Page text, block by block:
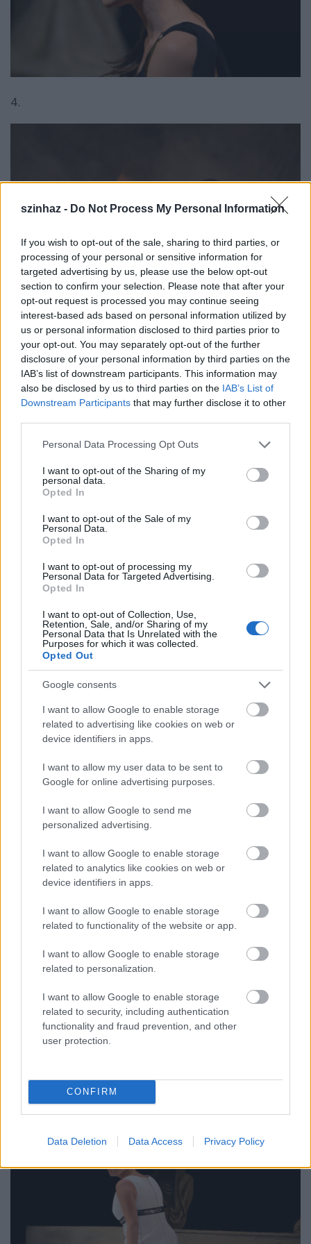
szinhaz - Do Not Process My Personal Information
If you wish to opt-out of the sale, sharing to third parties, or
processing of your personal or sensitive information for
targeted advertising by us, please use the below opt-out
section to confirm your selection. Please note that after your
opt-out request is processed you may continue seeing
interest-based ads based on personal information utilized by
us or personal information disclosed to third parties prior to
your opt-out. You may separately opt-out of the further
disclosure of your personal information by third parties on the
IAB’s list of downstream participants. This information may
also be disclosed by us to third parties on the IAB’s List of
Downstream Participants that may further disclose it to other
Please note that this website/app uses one or more Google
not limited to your visit or usage behaviour. You may click to
grant or deny consent to Google and its third-party tags to
use your data for below specified purposes in below Google
consent section.
Personal Data Processing Opt Outs
I want to opt-out of the Sharing of my
personal data.
Opted In
I want to opt-out of the Sale of my
Personal Data.
Opted In
I want to opt-out of processing my
Personal Data for Targeted Advertising.
Opted In
I want to opt-out of Collection, Use,
Retention, Sale, and/or Sharing of my
Personal Data that Is Unrelated with the
Purposes for which it was collected.
Opted Out
Google consents
I want to allow Google to enable storage
related to advertising like cookies on web or
device identifiers in apps.
I want to allow my user data to be sent to
Google for online advertising purposes.
I want to allow Google to send me
personalized advertising.
I want to allow Google to enable storage
related to analytics like cookies on web or
device identifiers in apps.
I want to allow Google to enable storage
related to functionality of the website or app.
I want to allow Google to enable storage
related to personalization.
I want to allow Google to enable storage
related to security, including authentication
functionality and fraud prevention, and other
user protection.
CONFIRM
Data Deletion Data Access Privacy Policy
4.